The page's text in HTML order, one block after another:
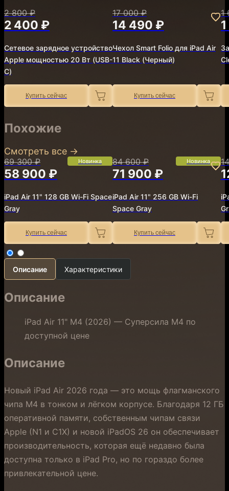
2 800 ₽
2 400 ₽
Сетевое зарядное устройство
Apple мощностью 20 Вт (USB-
C)
Купить сейчас
17 000 ₽
14 490 ₽
Чехол Smart Folio для iPad Air
11 Black (Черный)
Купить сейчас
1
Похожие
Смотреть все →
69 300 ₽
58 900 ₽
Новинка
iPad Air 11" 128 GB Wi-Fi Space
Gray
Купить сейчас
84 600 ₽
71 900 ₽
Новинка
iPad Air 11" 256 GB Wi-Fi
Space Gray
Купить сейчас
Описание Характеристики
Описание
iPad Air 11" M4 (2026) — Суперсила M4 по
доступной цене
Описание
Новый iPad Air 2026 года — это мощь флагманского
чипа M4 в тонком и лёгком корпусе. Благодаря 12 ГБ
оперативной памяти, собственным чипам связи
Apple (N1 и C1X) и новой iPadOS 26 он обеспечивает
производительность, которая ещё недавно была
доступна только в iPad Pro, но по гораздо более
привлекательной цене.